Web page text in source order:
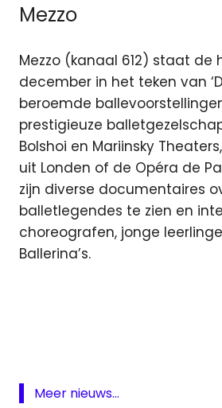
Mezzo
Mezzo (kanaal 612) staat de
december in het teken van
beroemde
prestigieuze
Bolshoi en Mariinsky
uit Londen of de Opéra de
zijn diverse documentaires
balletlegendes te zien en
choreografen, jonge
Ballerina’s.
Meer nieuws...